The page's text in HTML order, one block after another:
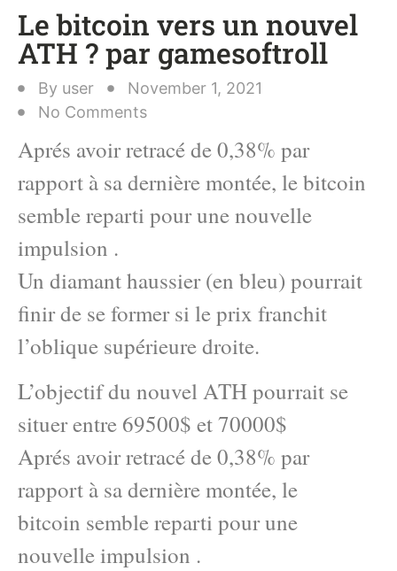
Le bitcoin vers un nouvel
ATH ? par gamesoftroll
By user
November 1, 2021
No Comments
Aprés avoir retracé de 0,38% par
rapport à sa dernière montée, le bitcoin
semble reparti pour une nouvelle
impulsion .
Un diamant haussier (en bleu) pourrait
finir de se former si le prix franchit
l’oblique supérieure droite.
L’objectif du nouvel ATH pourrait se
situer entre 69500$ et 70000$
Aprés avoir retracé de 0,38% par
rapport à sa dernière montée, le
bitcoin semble reparti pour une
nouvelle impulsion .